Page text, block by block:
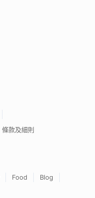
條款及細則
Food
Blog